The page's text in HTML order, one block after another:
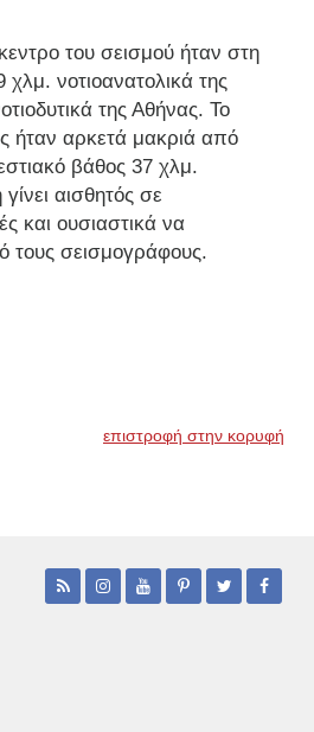
του σεισμού ήταν στη
νοτιοανατολικά της
της Αθήνας. Το
ήταν αρκετά μακριά από
βάθος 37 χλμ.
αισθητός σε
και ουσιαστικά να
τους σεισμογράφους.
επιστροφή στην κορυφή